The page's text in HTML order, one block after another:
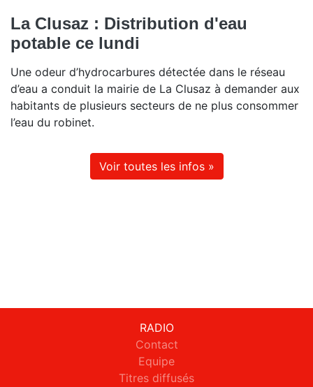
La Clusaz : Distribution d'eau
potable ce lundi
Une odeur d’hydrocarbures détectée dans le réseau
d’eau a conduit la mairie de La Clusaz à demander aux
habitants de plusieurs secteurs de ne plus consommer
l’eau du robinet.
Voir toutes les infos »
RADIO
Contact
Equipe
Titres diffusés